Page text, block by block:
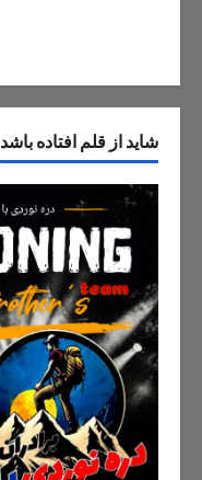
شاید از قلم افتاده باشد